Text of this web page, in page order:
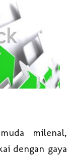
milenal,
dengan gaya